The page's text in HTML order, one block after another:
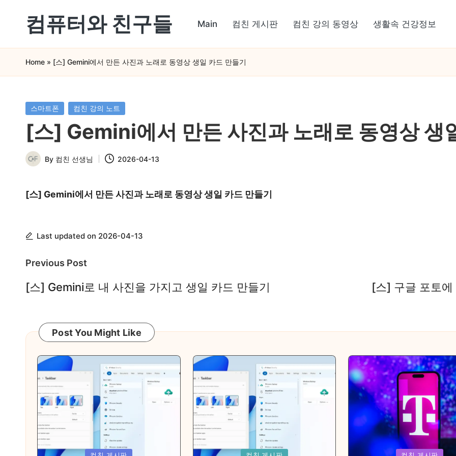
to
content
컴퓨터와 친구들
컴
퓨
와
스
마
트
을
게
배
Main 컴친 게시판 컴친 강의 동영상 생활속 건강정보
Home » [스] Gemini에서 만든 사진과 노래로 동영상 생일 카드 만들기
Posted
스마트폰 컴친 강의 노트
[스] Gemini에서 만든 사진과 노래로 동영상 생
Posted
By 컴친 선생님 2026-04-13
[스] Gemini에서 만든 사진과 노래로 동영상 생일 카드 만들기
Last updated on 2026-04-13
Post
navigation
Previous Post
[스] Gemini로 내 사진을 가지고 생일 카드 만들기 [스] 구글 포토에
Post You Might Like
Posted Posted Posted